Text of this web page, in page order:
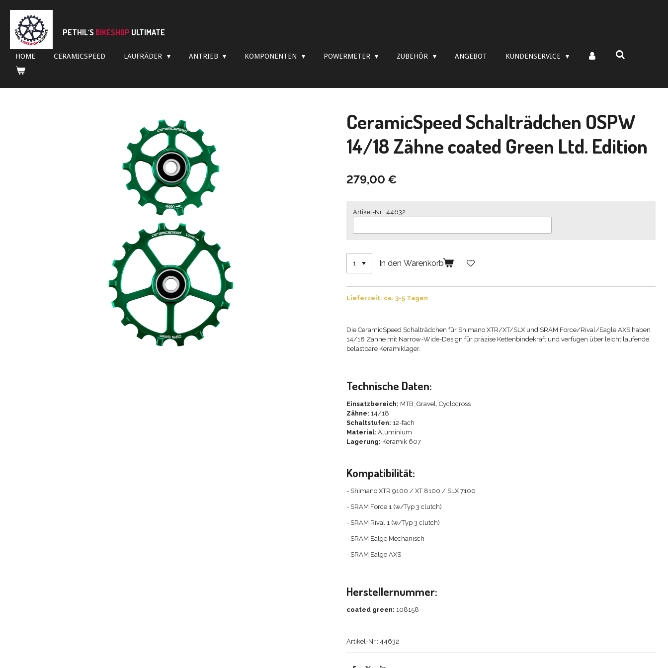
Zum
Hauptinhalt
springen
PETHIL´S BIKESHOP ULTIMATE
HOME CERAMICSPEED LAUFRÄDER ANTRIEB KOMPONENTEN POWERMETER ZUBEHÖR ANGEBOT KUNDENSERVICE
CeramicSpeed Schalträdchen OSPW
14/18 Zähne coated Green Ltd. Edition
279,00 €
Artikel-Nr.: 44632
In den Warenkorb
Lieferzeit: ca. 3-5 Tagen
Die CeramicSpeed Schalträdchen für Shimano XTR/XT/SLX und SRAM Force/Rival/Eagle AXS haben
14/18 Zähne mit Narrow-Wide-Design für präzise Kettenbindekraft und verfügen über leicht laufende,
belastbare Keramiklager.
Technische Daten:
Einsatzbereich: MTB, Gravel, Cyclocross
Zähne: 14/18
Schaltstufen: 12-fach
Material: Aluminium
Lagerung: Keramik 607
Kompatibilität:
- Shimano XTR 9100 / XT 8100 / SLX 7100
- SRAM Force 1 (w/Typ 3 clutch)
- SRAM Rival 1 (w/Typ 3 clutch)
- SRAM Ealge Mechanisch
- SRAM Ealge AXS
Herstellernummer:
coated green: 108158
Artikel-Nr.: 44632